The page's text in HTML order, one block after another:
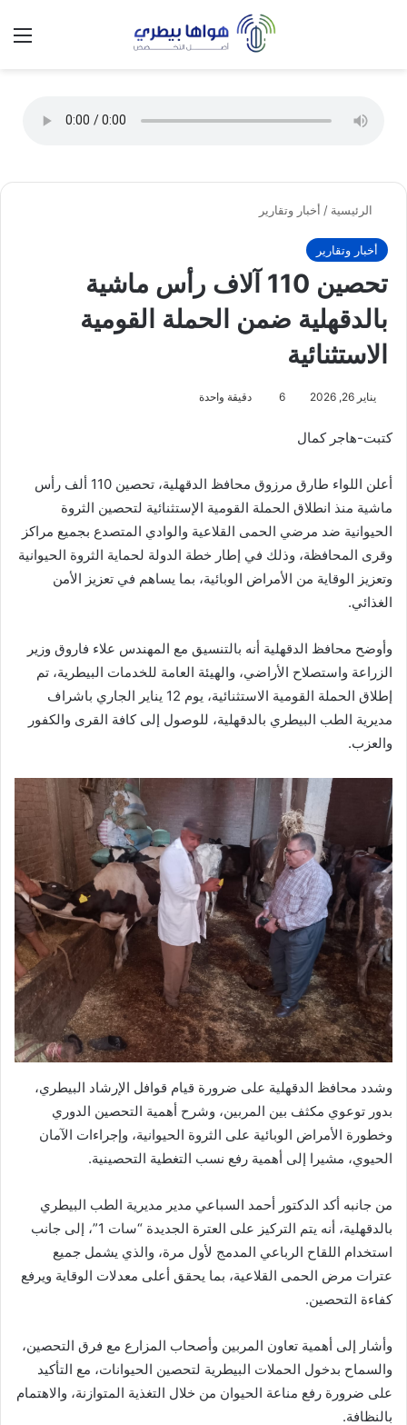
الوضع
الرئيسية / أخبار وتقارير
أخبار وتقارير
تحصين 110 آلاف رأس ماشية
بالدقهلية ضمن الحملة القومية
الاستثنائية
يناير 26, 2026 6 دقيقة واحدة
كتبت-هاجر كمال
أعلن اللواء طارق مرزوق محافظ الدقهلية، تحصين 110 ألف رأس
ماشية منذ انطلاق الحملة القومية الإستثنائية لتحصين الثروة
الحيوانية ضد مرضي الحمى القلاعية والوادي المتصدع بجميع مراكز
وقرى المحافظة، وذلك في إطار خطة الدولة لحماية الثروة الحيوانية
وتعزيز الوقاية من الأمراض الوبائية، بما يساهم في تعزيز الأمن
الغذائي.
وأوضح محافظ الدقهلية أنه بالتنسيق مع المهندس علاء فاروق وزير
الزراعة واستصلاح الأراضي، والهيئة العامة للخدمات البيطرية، تم
إطلاق الحملة القومية الاستثنائية، يوم 12 يناير الجاري باشراف
مديرية الطب البيطري بالدقهلية، للوصول إلى كافة القرى والكفور
والعزب.
وشدد محافظ الدقهلية على ضرورة قيام قوافل الإرشاد البيطري،
بدور توعوي مكثف بين المربين، وشرح أهمية التحصين الدوري
وخطورة الأمراض الوبائية على الثروة الحيوانية، وإجراءات الآمان
الحيوي، مشيرا إلى أهمية رفع نسب التغطية التحصينية.
من جانبه أكد الدكتور أحمد السباعي مدير مديرية الطب البيطري
بالدقهلية، أنه يتم التركيز على العترة الجديدة “سات 1”، إلى جانب
استخدام اللقاح الرباعي المدمج لأول مرة، والذي يشمل جميع
عترات مرض الحمى القلاعية، بما يحقق أعلى معدلات الوقاية ويرفع
كفاءة التحصين.
وأشار إلى أهمية تعاون المربين وأصحاب المزارع مع فرق التحصين،
والسماح بدخول الحملات البيطرية لتحصين الحيوانات، مع التأكيد
على ضرورة رفع مناعة الحيوان من خلال التغذية المتوازنة، والاهتمام
بالنظافة.